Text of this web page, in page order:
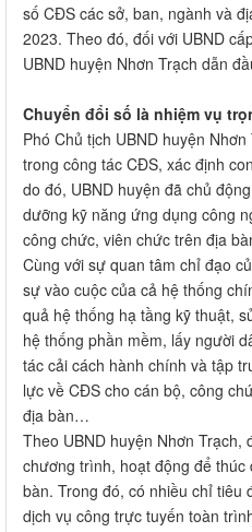
số CĐS các sở, ban, ngành và
2023. Theo đó, đối với UBND
UBND huyện Nhơn Trạch dẫn
Chuyển đổi số là nhiệm vụ
Phó Chủ tịch UBND huyện
trong công tác CĐS, xác định
do đó, UBND huyện đã chủ
dưỡng kỹ năng ứng dụng công
công chức, viên chức trên địa
Cùng với sự quan tâm chỉ đạo
sự vào cuộc của cả hệ thống
quả hệ thống hạ tầng kỹ thuật,
hệ thống phần mềm, lấy người
tác cải cách hành chính và tập
lực về CĐS cho cán bộ, công
địa bàn…
Theo UBND huyện Nhơn Trạch,
chương trình, hoạt động để
bàn. Trong đó, có nhiều chỉ tiêu
dịch vụ công trực tuyến toàn